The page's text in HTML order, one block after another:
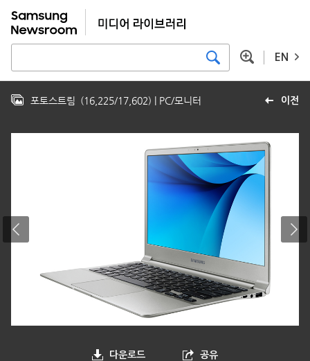
EN
이전
포토스트림 (16,225/17,602) | PC/모니터
다운로드 공유